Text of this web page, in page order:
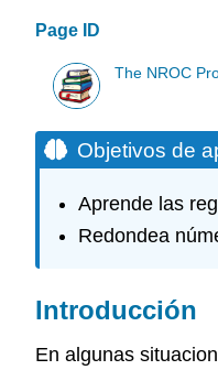
Page ID
The NROC
Objetivos de
Aprende las
Redondea
Introducción
En algunas